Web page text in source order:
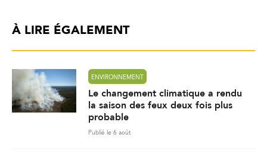
À LIRE ÉGALEMENT
ENVIRONNEMENT
Le changement climatique a rendu
la saison des feux deux fois plus
probable
Publié le 6 août